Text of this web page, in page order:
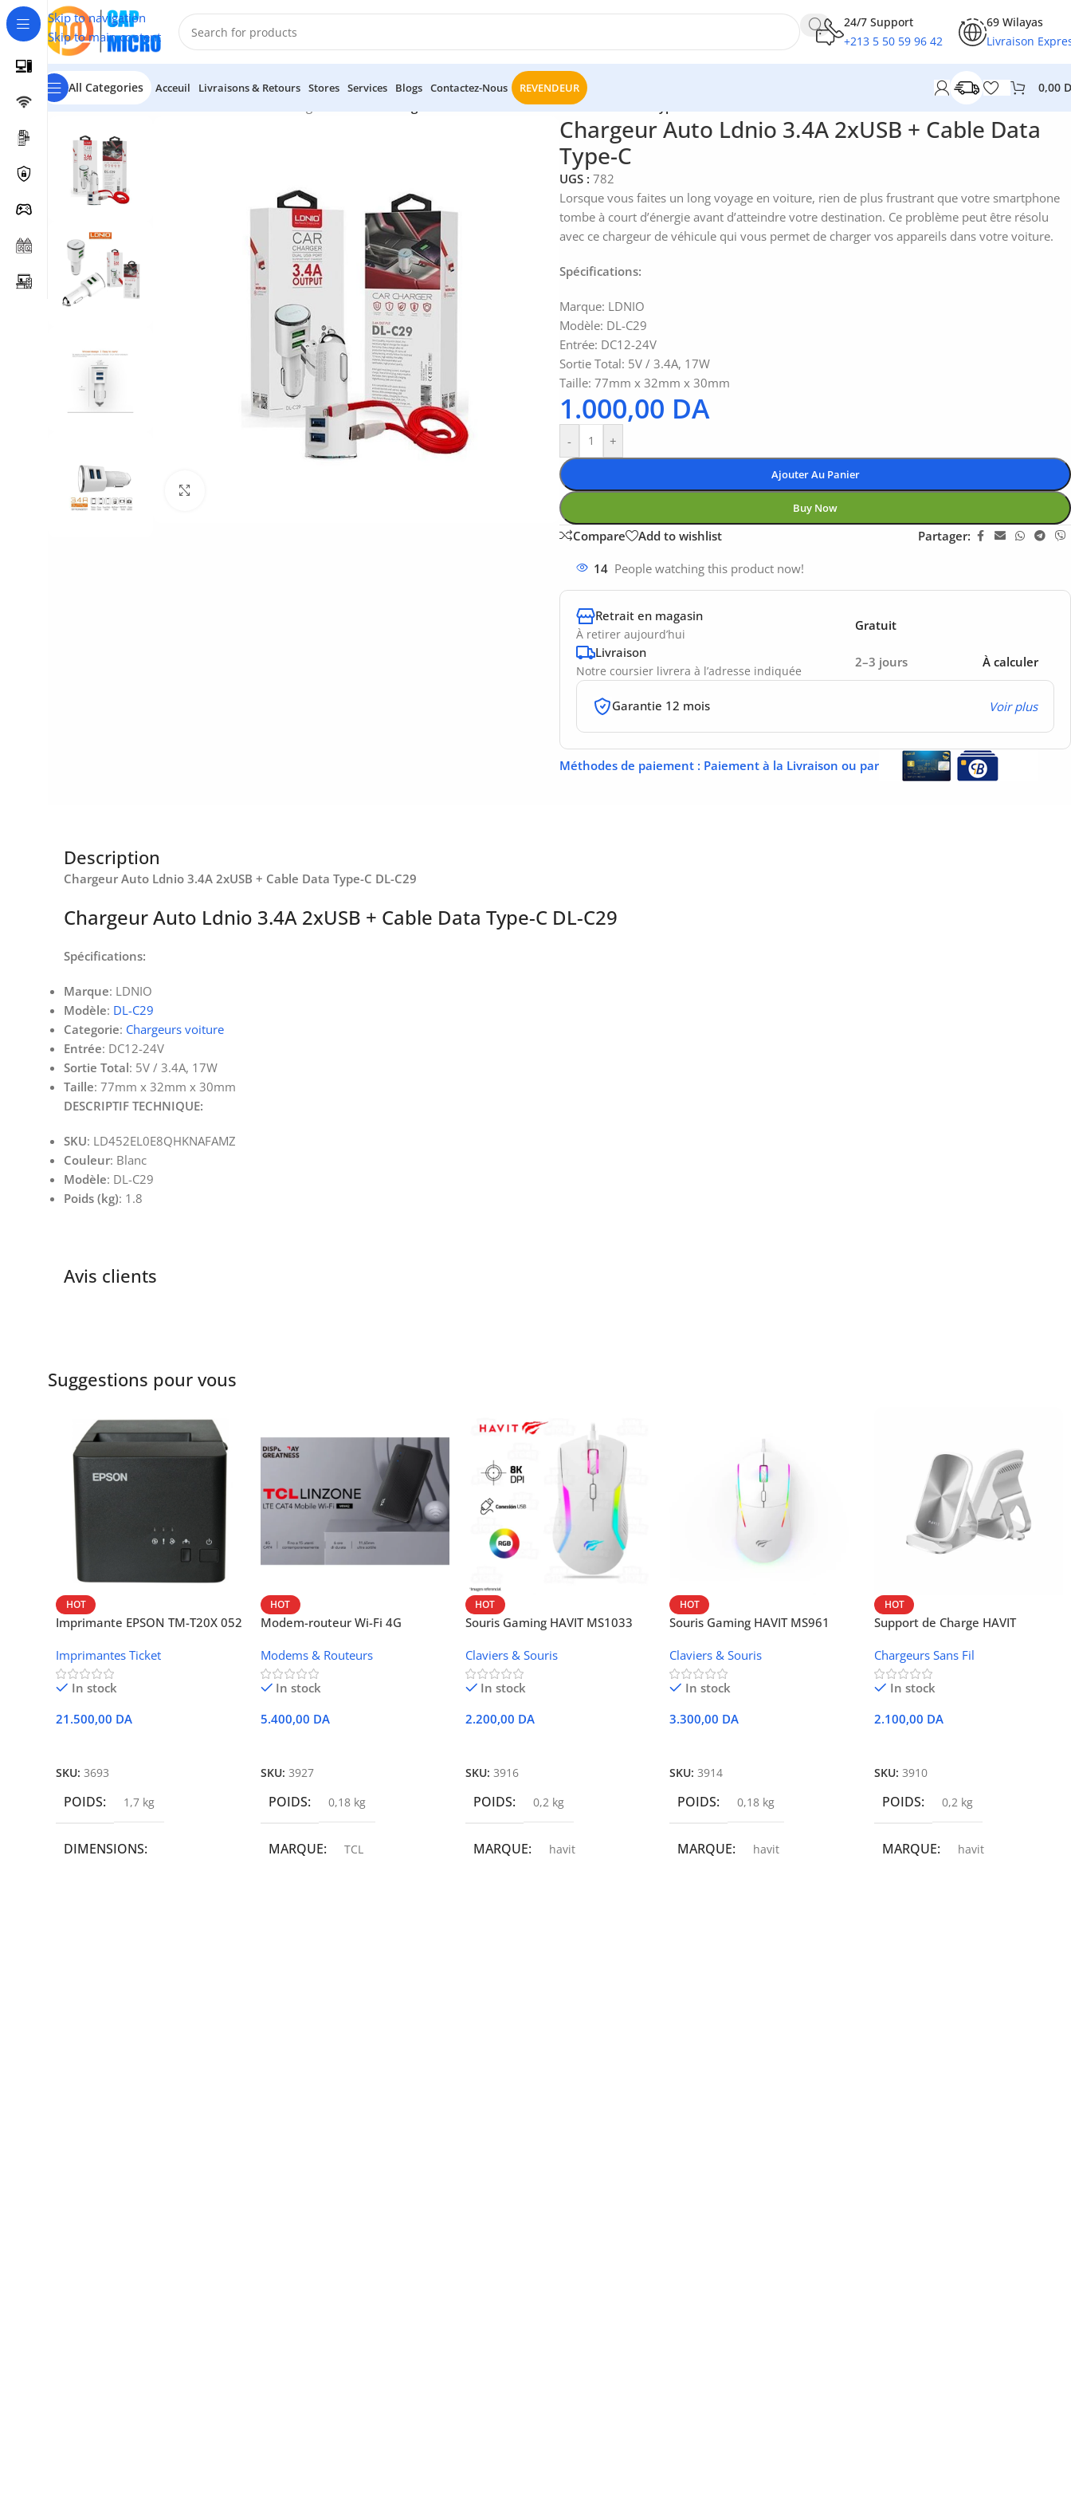
Skip to navigation
Skip to main content
24/7 Support
+213 5 50 59 96 42
69 Wilayas
Livraison
All Categories Acceuil Livraisons & Retours Stores Services Blogs Contactez-Nous REVENDEUR 0,00
Accueil/SECURITE & TELEPHONIE Chargeur Auto Ldnio 3.4A 2xUSB + Cable Data Type-C
Chargeur Auto Ldnio 3.4A 2xUSB + Cable Data
Type-C
UGS : 782
Lorsque vous faites un long voyage en voiture, rien de plus frustrant que votre smartphone
tombe à court d’énergie avant d’atteindre votre destination. Ce problème peut être résolu
avec ce chargeur de véhicule qui vous permet de charger vos appareils dans votre voiture.
Spécifications:
Marque: LDNIO
Modèle: DL-C29
Entrée: DC12-24V
Sortie Total: 5V / 3.4A, 17W
Taille: 77mm x 32mm x 30mm
1.000,00 DA
- +
Ajouter Au Panier
Buy Now
Compare Add to wishlist Partager:
14 People watching this product now!
Retrait en magasin
À retirer aujourd’hui
Gratuit
Livraison
Notre coursier livrera à l’adresse indiquée
2–3 jours À calculer
Garantie 12 mois Voir plus
Méthodes de paiement : Paiement à la Livraison ou par
Description
Chargeur Auto Ldnio 3.4A 2xUSB + Cable Data Type-C DL-C29
Chargeur Auto Ldnio 3.4A 2xUSB + Cable Data Type-C DL-C29
Spécifications:
Marque: LDNIO
Modèle: DL-C29
Categorie: Chargeurs voiture
Entrée: DC12-24V
Sortie Total: 5V / 3.4A, 17W
Taille: 77mm x 32mm x 30mm
DESCRIPTIF TECHNIQUE:
SKU: LD452EL0E8QHKNAFAMZ
Couleur: Blanc
Modèle: DL-C29
Poids (kg): 1.8
Avis clients
Suggestions pour vous
HOT
Imprimante EPSON TM-T20X 052
Imprimantes Ticket
In stock
21.500,00 DA
SKU: 3693
POIDS 1,7 kg
DIMENSIONS
HOT
Modem-routeur Wi-Fi 4G
Modems & Routeurs
In stock
5.400,00 DA
SKU: 3927
POIDS 0,18 kg
MARQUE TCL
HOT
Souris Gaming HAVIT MS1033
Claviers & Souris
In stock
2.200,00 DA
SKU: 3916
POIDS 0,2 kg
MARQUE havit
HOT
Souris Gaming HAVIT MS961
Claviers & Souris
In stock
3.300,00 DA
SKU:3914
POIDS 0,18 kg
MARQUE havit
HOT
Support de Charge HAVIT
Chargeurs Sans Fil
In stock
2.100,00 DA
SKU:3910
POIDS 0,2 kg
MARQUE havit